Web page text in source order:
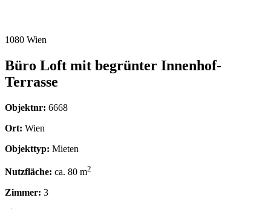
1080 Wien
Büro Loft mit begrünter Innenhof-
Terrasse
Objektnr: 6668
Ort: Wien
Objekttyp: Mieten
Nutzfläche: ca. 80 m2
Zimmer: 3